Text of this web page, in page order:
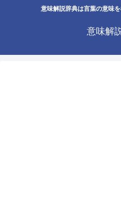
意味解説辞典は言葉の意味
意味解